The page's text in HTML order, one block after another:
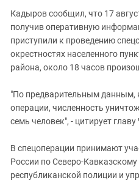
Краснодарский край
Российская Федерация
Ростовская область
Северная Осетия - Алания
СКФО
Чечня
Кадыров сообщил, что 17
получив оперативную
приступили к проведению
окрестностях населенного
района, около 18 часов
"По предварительным данным,
операции, численность
семь человек", - цитирует
В спецоперации принимают
России по Северо-
республиканской полиции и